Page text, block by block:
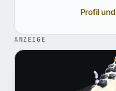
Profil
ANZEIGE